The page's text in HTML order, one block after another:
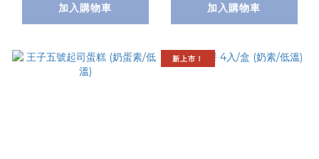
加入購物車 加入購物車
新上市！